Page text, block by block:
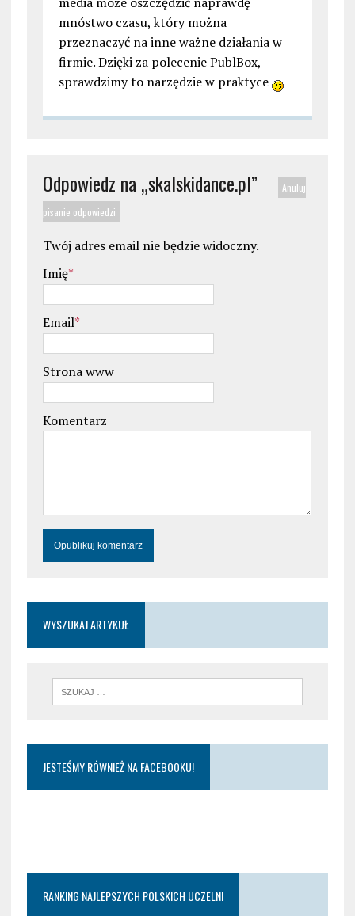
mnóstwo czasu, który można
przeznaczyć na inne ważne działania w
firmie. Dzięki za polecenie PublBox,
sprawdzimy to narzędzie w praktyce
Odpowiedz na „skalskidance.pl”
Anuluj
pisanie odpowiedzi
Twój adres email nie będzie widoczny.
Imię*
Email*
Strona www
Komentarz
WYSZUKAJ ARTYKUŁ
JESTEŚMY RÓWNIEŻ NA FACEBOOKU!
RANKING NAJLEPSZYCH POLSKICH UCZELNI